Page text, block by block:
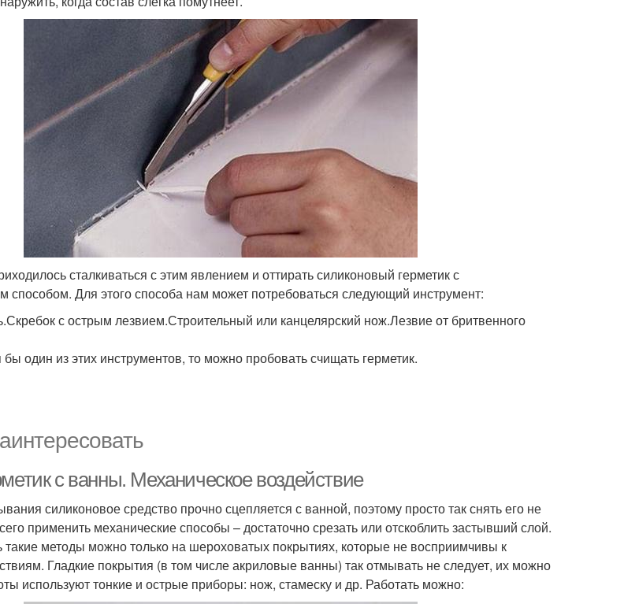
сталкиваться с этим явлением и оттирать силиконовый герметик с
способом. Для этого способа нам может потребоваться следующий инструмент:
с острым лезвием.Строительный или канцелярский нож.Лезвие от бритвенного
один из этих инструментов, то можно пробовать счищать герметик.
с ванны. Механическое воздействие
силиконовое средство прочно сцепляется с ванной, поэтому просто так снять его не
применить механические способы – достаточно срезать или отскоблить застывший слой.
методы можно только на шероховатых покрытиях, которые не восприимчивы к
Гладкие покрытия (в том числе акриловые ванны) так отмывать не следует, их можно
используют тонкие и острые приборы: нож, стамеску и др. Работать можно: